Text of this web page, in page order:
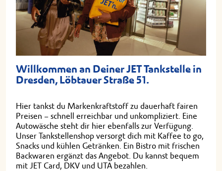
Willkommen an Deiner JET Tankstelle in
Dresden, Löbtauer Straße 51.
Hier tankst du Markenkraftstoff zu dauerhaft fairen
Preisen – schnell erreichbar und unkompliziert. Eine
Autowäsche steht dir hier ebenfalls zur Verfügung.
Unser Tankstellenshop versorgt dich mit Kaffee to go,
Snacks und kühlen Getränken. Ein Bistro mit frischen
Backwaren ergänzt das Angebot. Du kannst bequem
mit JET Card, DKV und UTA bezahlen.